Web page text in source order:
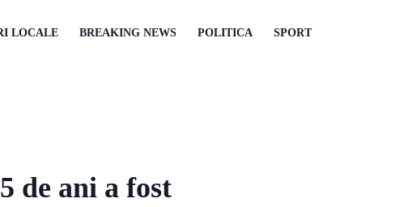
LOCALE BREAKING NEWS POLITICA SPORT
de ani a fost